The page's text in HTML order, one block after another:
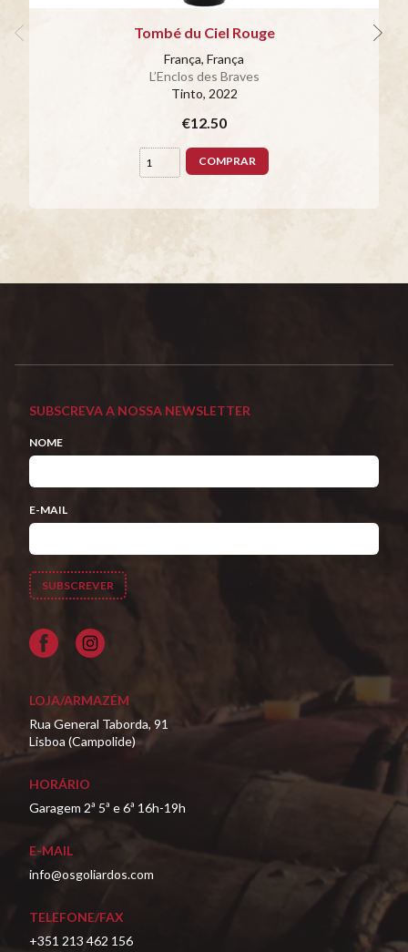
Tombé du Ciel Rouge
França, França
L’Enclos des Braves
Tinto, 2022
€12.50
COMPRAR
SUBSCREVA A NOSSA NEWSLETTER
NOME
E-MAIL
Facebook
LOJA/ARMAZÉM
Rua General Taborda, 91
Lisboa (Campolide)
HORÁRIO
Garagem 2ª 5ª e 6ª 16h-19h
E-MAIL
info@osgoliardos.com
TELEFONE/FAX
+351 213 462 156